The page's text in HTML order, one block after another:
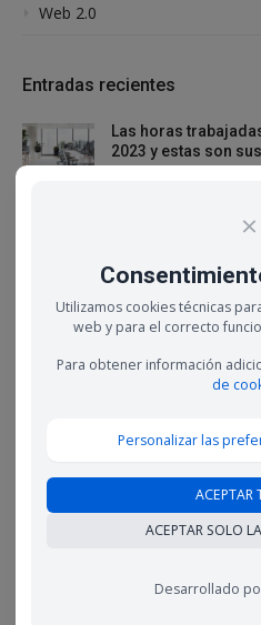
Web 2.0
Entradas recientes
Las horas
2023 y estas son
Los contratos de
16 febrero, 2023
La desconexión
9 febrero, 2023
una profesión al
×
Utilizamos cookies técnicas
web y para el correcto
Para obtener información
de
Personalizar las
ACEPTAR
ACEPTAR SOLO
Desarrollado